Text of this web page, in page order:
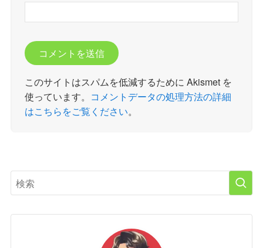
このサイトはスパムを低減するために Akismet を
使っています。 コメントデータの処理方法の詳細
はこちらをご覧ください。